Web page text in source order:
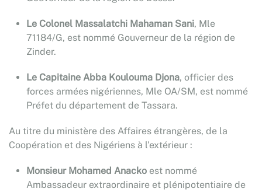
Le Colonel Massalatchi Mahaman Sani, Mle
71184/G, est nommé Gouverneur de la région de
Zinder.
Le Capitaine Abba Koulouma Djona, officier des
forces armées nigériennes, Mle OA/SM, est nommé
Préfet du département de Tassara.
Au titre du ministère des Affaires étrangères, de la
Coopération et des Nigériens à l’extérieur :
Monsieur Mohamed Anacko est nommé
Ambassadeur extraordinaire et plénipotentiaire de